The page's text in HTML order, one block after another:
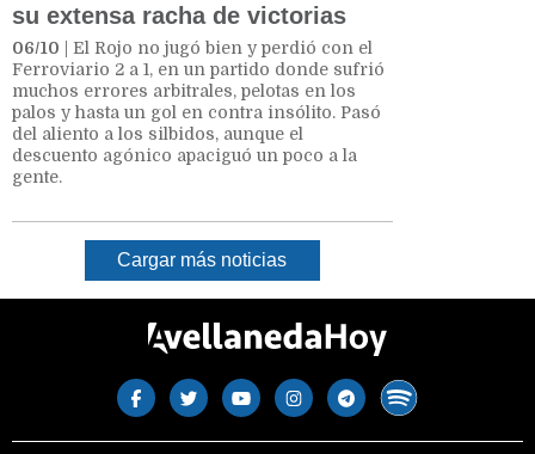
su extensa racha de victorias
06/10 | El Rojo no jugó bien y perdió con el
Ferroviario 2 a 1, en un partido donde sufrió
muchos errores arbitrales, pelotas en los
palos y hasta un gol en contra insólito. Pasó
del aliento a los silbidos, aunque el
descuento agónico apaciguó un poco a la
gente.
Cargar más noticias